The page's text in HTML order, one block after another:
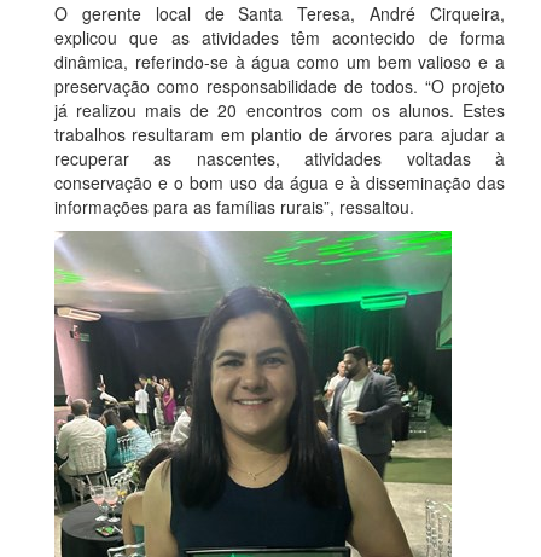
O gerente local de Santa Teresa, André Cirqueira,
explicou que as atividades têm acontecido de forma
dinâmica, referindo-se à água como um bem valioso e a
preservação como responsabilidade de todos. “O projeto
já realizou mais de 20 encontros com os alunos. Estes
trabalhos resultaram em plantio de árvores para ajudar a
recuperar as nascentes, atividades voltadas à
conservação e o bom uso da água e à disseminação das
informações para as famílias rurais”, ressaltou.